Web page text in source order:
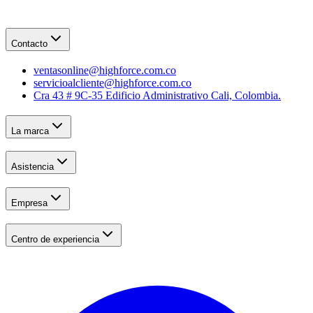
Contacto
ventasonline@highforce.com.co
servicioalcliente@highforce.com.co
Cra 43 # 9C-35 Edificio Administrativo Cali, Colombia.
La marca
Asistencia
Empresa
Centro de experiencia